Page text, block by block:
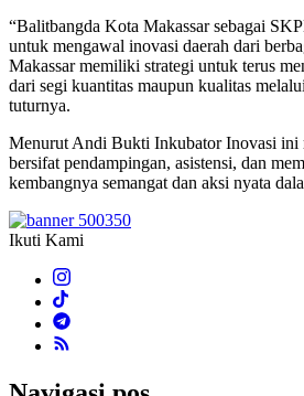
“Balitbangda Kota Makassar sebagai
untuk mengawal inovasi daerah dari
Makassar memiliki strategi untuk terus
dari segi kuantitas maupun kualitas
tuturnya.
Menurut Andi Bukti Inkubator Inovasi ini
bersifat pendampingan, asistensi, dan
kembangnya semangat dan aksi nyata
Ikuti Kami